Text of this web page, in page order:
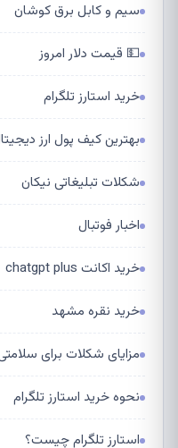
سیم و کابل برق کوشان
💵 قیمت دلار امروز
خرید استارز تلگرام
بهترین کیف پول ارز
شکلات تبلیغاتی نیکان
اخبار فوتبال
خرید اکانت chatgpt plus
خرید نقره مشهد
مزایای شکلات برای
نحوه خرید استارز تلگرام
استارز تلگرام چیست؟